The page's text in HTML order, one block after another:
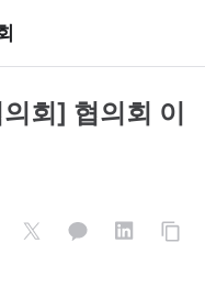
회] 협의회 이